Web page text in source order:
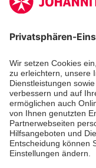
Zertifizierung
Die Johanniter
des